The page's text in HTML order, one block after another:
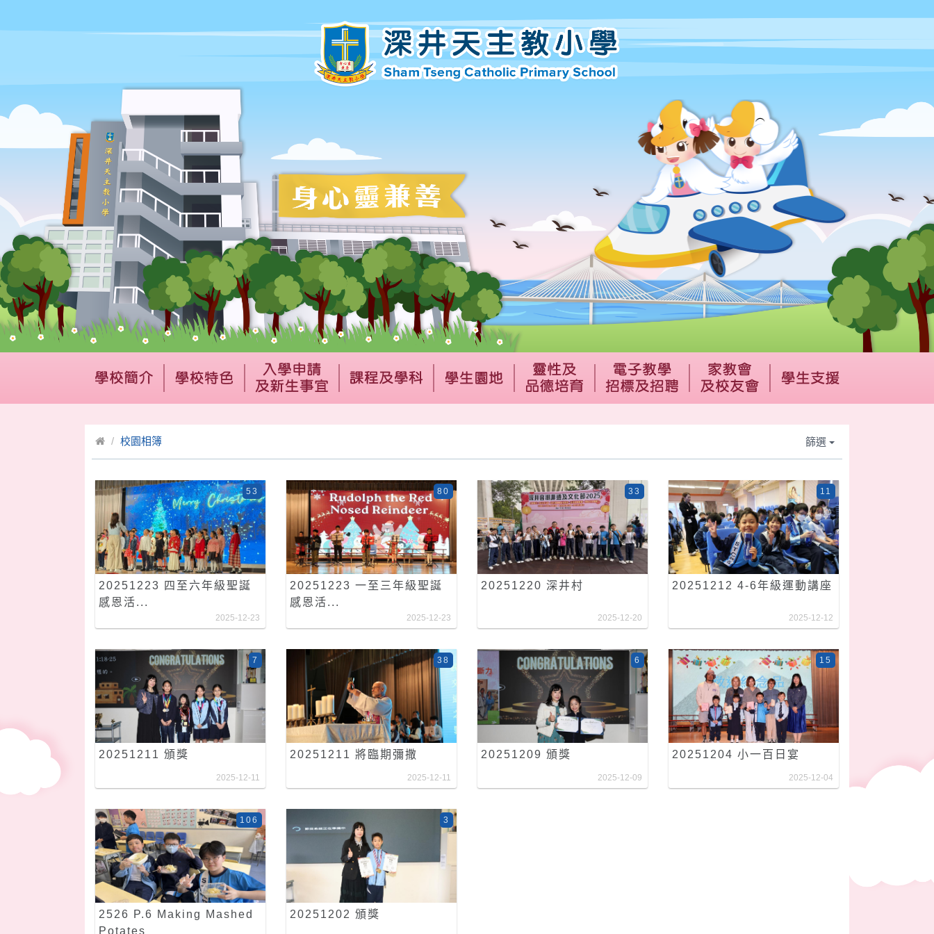
校園相簿 篩選
20251223 四至六年級聖誕
感恩活...
53
2025-12-23
20251223 一至三年級聖誕
感恩活...
80
2025-12-23
20251220 深井村
33
2025-12-20
20251212 4-6年級運動講座
11
2025-12-12
20251211 頒獎
7
2025-12-11
20251211 將臨期彌撒
38
2025-12-11
20251209 頒獎
6
2025-12-09
20251204 小一百日宴
15
2025-12-04
2526 P.6 Making Mashed
Potates
106
20251202 頒獎
3